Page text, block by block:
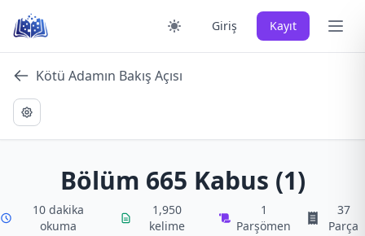
content
Giriş Kayıt Ana
Kötü Adamın Bakış Açısı
Bölüm 665 Kabus (1)
10 dakika
okuma
1,950
kelime
1
Parşömen
37
Parça